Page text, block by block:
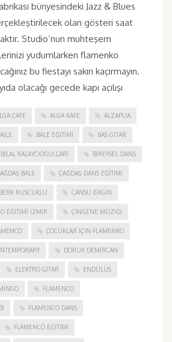
bünyesindeki Jazz & Blues
olan gösteri saat
Studio’nun muhteşem
yudumlarken flamenko
bu fiestayı sakın kaçırmayın.
olacağı gecede kapı açılışı
CAFE ALGA KAFE ALZAPUA
BALE EĞITIMI BAS GITAR
BILAL KALAYCIOĞULLARI BIREYSEL DANS
BALE ÇAĞDAŞ DANS EĞITIMI
RUSCUKLU CANSU ERGIN
EĞITIMI İZMIR ÇINGENE MÜZIĞI
ÇOCUKLAR IÇIN FLAMENKO
DORUK DEMIRCAN
ELEKTRO GITAR ENDÜLÜS
FLAMENCO
FLAMENCO DANS
FLAMENCO EĞITIMI